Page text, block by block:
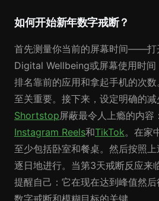
如何开始新年数字戒断？
首先测量你当前的屏幕时间——打
Digital Wellbeing或屏幕使用时间
排名靠前的应用和拿起手机的次
至关重要。接下来，设定明确的
Shortstop屏蔽最令人上瘾的内容：
Instagram Reels和TikTok。在家
至少包括卧室和餐桌。然后按照
逐日地进行。当第3天戒断反应来
提醒自己：它在现在达到峰值然
数字戒断和模糊目标的关键。